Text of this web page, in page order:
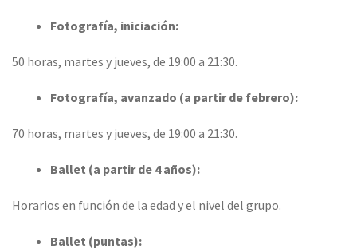
Fotografía, iniciación:
50 horas, martes y jueves, de 19:00 a 21:30.
Fotografía, avanzado (a partir de febrero):
70 horas, martes y jueves, de 19:00 a 21:30.
Ballet (a partir de 4 años):
Horarios en función de la edad y el nivel del grupo.
Ballet (puntas):